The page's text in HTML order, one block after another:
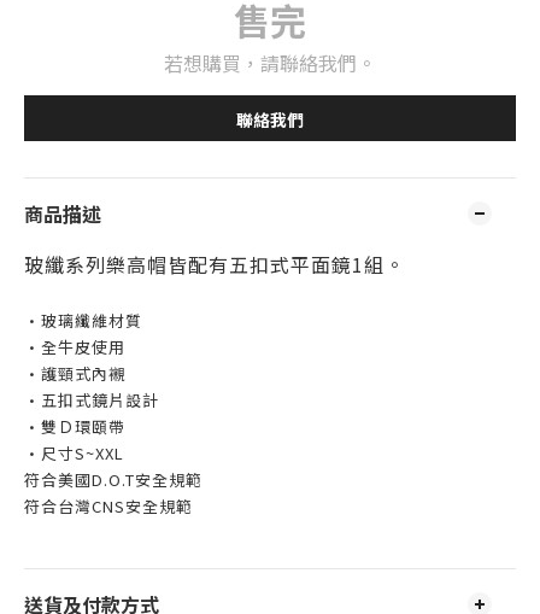
售完
若想購買，請聯絡我們。
聯絡我們
商品描述
玻纖系列樂高帽皆配有五扣式平面鏡1組。
•玻璃纖維材質
•全牛皮使用
•護頸式內襯
•五扣式鏡片設計
•雙Ｄ環頤帶
•尺寸S~XXL
符合美國D.O.T安全規範
符合台灣CNS安全規範
送貨及付款方式